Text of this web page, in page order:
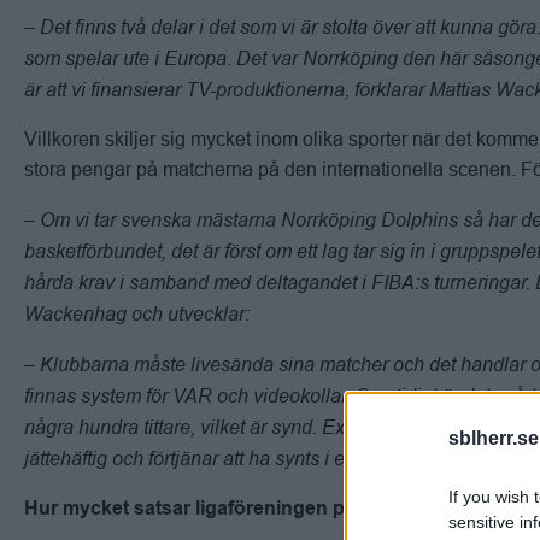
If you wish
sensitive
– Det finns två delar i det som vi är stolta över att kunna
som spelar ute i Europa. Det var Norrköping den här
är att vi finansierar TV-produktionerna, förklarar Mattias
Villkoren skiljer sig mycket inom olika sporter när det
stora pengar på matcherna på den internationella scenen.
– Om vi tar svenska mästarna Norrköping Dolphins så har
basketförbundet, det är först om ett lag tar sig in i
hårda krav i samband med deltagandet i FIBA:s
Wackenhag och utvecklar:
– Klubbarna måste livesända sina matcher och det handlar
finnas system för VAR och videokollar. Samtidigt är det
några hundra tittare, vilket är synd. Exempelvis var
jättehäftig och förtjänar att ha synts i en större TV-kanal.
Hur mycket satsar ligaföreningen på detta?